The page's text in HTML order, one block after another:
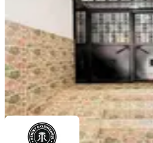
3+1·160 m²·3. Kat
3.275.000 ₺
REMİNT EMLAK Emrah Erşimşek
Ara